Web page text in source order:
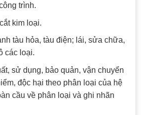
trình.
kim loại.
tàu hỏa, tàu điện; lái, sửa chữa,
các loại.
sử dụng, bảo quản, vận chuyển
độc hại theo phân loại của hệ
cầu về phân loại và ghi nhãn